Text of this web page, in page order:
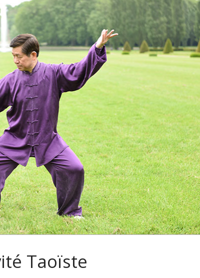
Taoïste